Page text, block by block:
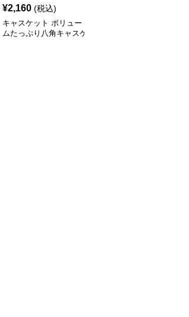
¥2,160 (税込)
キャスケット ボリュー
ムたっぷり八角キャスケ